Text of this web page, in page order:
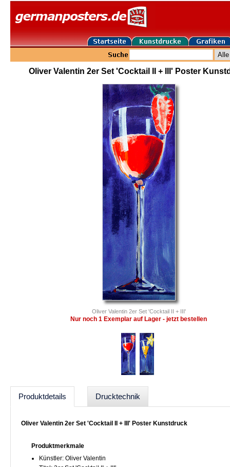
Oliver Valentin 2er Set 'Cocktail II + III' Poster
Oliver Valentin 2er Set 'Cocktail II + III'
Nur noch 1 Exemplar auf Lager - jetzt bestellen
Produktdetails Drucktechnik
Oliver Valentin 2er Set 'Cocktail II + III' Poster Kunstdruck
Produktmerkmale
Künstler: Oliver Valentin